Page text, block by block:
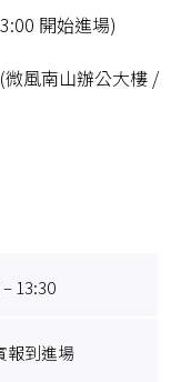
開始進場)
風南山辦公大樓 /
13:30
報到進場